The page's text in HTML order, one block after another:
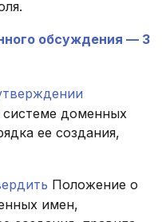
обсуждения — 3
доменных
ее создания,
Положение о
имен,